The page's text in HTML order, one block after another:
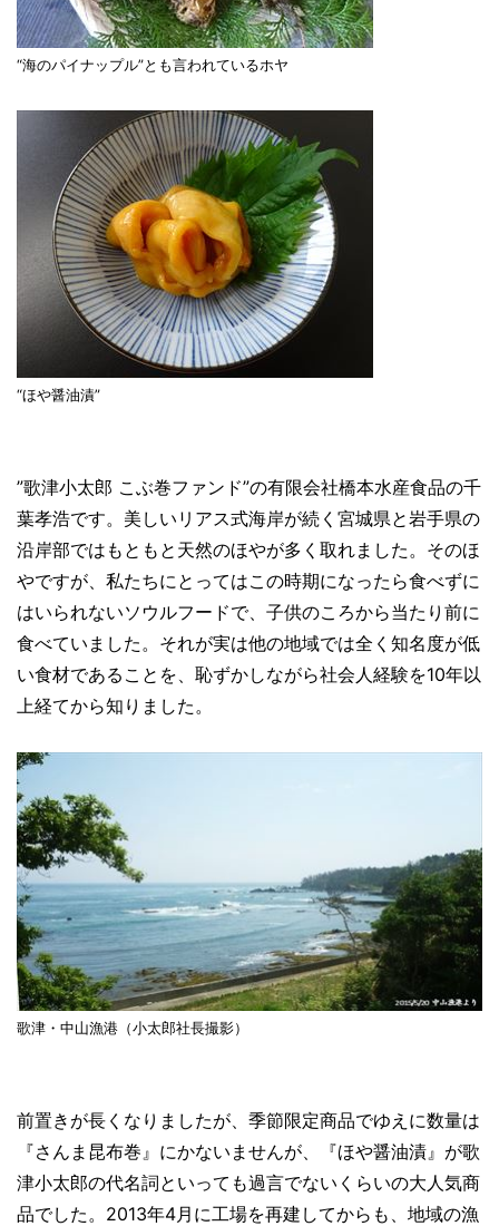
“海のパイナップル”とも言われているホヤ
“ほや醤油漬”
”歌津小太郎 こぶ巻ファンド”の有限会社橋本水産食品の千
葉孝浩です。美しいリアス式海岸が続く宮城県と岩手県の
沿岸部ではもともと天然のほやが多く取れました。そのほ
やですが、私たちにとってはこの時期になったら食べずに
はいられないソウルフードで、子供のころから当たり前に
食べていました。それが実は他の地域では全く知名度が低
い食材であることを、恥ずかしながら社会人経験を10年以
上経てから知りました。
歌津・中山漁港（小太郎社長撮影）
前置きが長くなりましたが、季節限定商品でゆえに数量は
『さんま昆布巻』にかないませんが、『ほや醤油漬』が歌
津小太郎の代名詞といっても過言でないくらいの大人気商
品でした。2013年4月に工場を再建してからも、地域の漁